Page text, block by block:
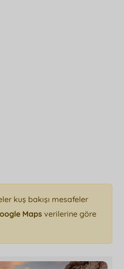
kuş bakışı mesafeler
Maps verilerine göre